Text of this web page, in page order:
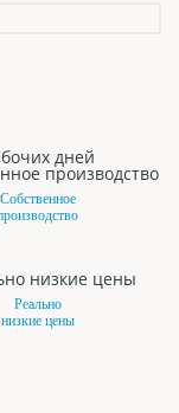
дней
Собственное
Реально
низкие цены